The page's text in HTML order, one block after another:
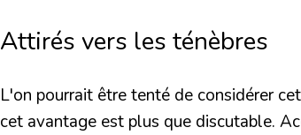
Attirés vers les ténèbres
L'on pourrait être tenté de considérer
cet avantage est plus que discutable.